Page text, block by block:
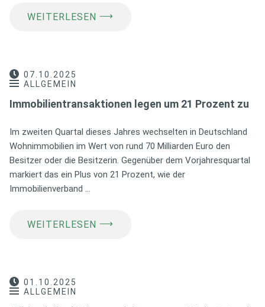
WEITERLESEN ⟶
07.10.2025
ALLGEMEIN
Immobilientransaktionen legen um 21 Prozent zu
Im zweiten Quartal dieses Jahres wechselten in Deutschland
Wohnimmobilien im Wert von rund 70 Milliarden Euro den
Besitzer oder die Besitzerin. Gegenüber dem Vorjahresquartal
markiert das ein Plus von 21 Prozent, wie der
Immobilienverband …
WEITERLESEN ⟶
01.10.2025
ALLGEMEIN